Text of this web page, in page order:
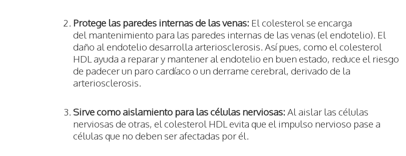
Protege las paredes internas de las venas: El colesterol se encarga
del mantenimiento para las paredes internas de las venas (el endotelio). El
daño al endotelio desarrolla arteriosclerosis. Así pues, como el colesterol
HDL ayuda a reparar y mantener al endotelio en buen estado, reduce el riesgo
de padecer un paro cardíaco o un derrame cerebral, derivado de la
arteriosclerosis.
Sirve como aislamiento para las células nerviosas: Al aislar las células
nerviosas de otras, el colesterol HDL evita que el impulso nervioso pase a
células que no deben ser afectadas por él.